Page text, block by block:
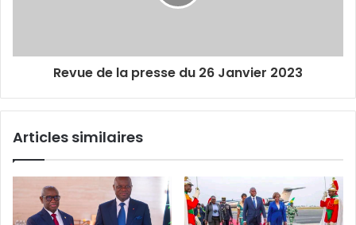
Revue de la presse du 26 Janvier 2023
Articles similaires